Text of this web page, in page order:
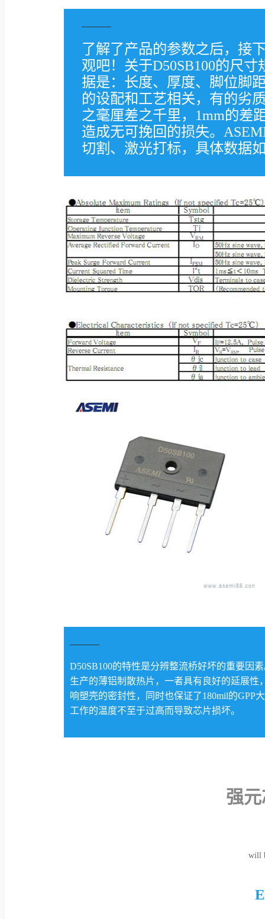
了解了产品的参数之后，接
观吧！关于D50SB100的尺
据是：长度、厚度、脚位脚
的设配和工艺相关，有的劣
之毫厘差之千里，1mm的差
造成无可挽回的损失。
切割、激光打标，具体数据
D50SB100的特性是分辨整流桥好坏的重要因
生产的薄铝制散热片，一者具有良好的延展
响塑壳的密封性，同时也保证了180mil的GPP
工作的温度不至于过高而导致芯片损坏。
强
will